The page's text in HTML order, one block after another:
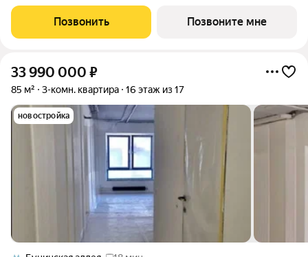
кв. м., этаж 2 из 19, секция 2. Тип проекта, по которому
построен дом
Позвонить Позвоните мне
33 990 000 ₽
85 м² 3-комн. квартира 16 этаж из 17
новостройка